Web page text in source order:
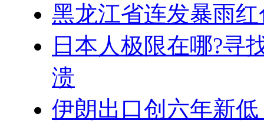
黑龙江省连发暴雨
日本人极限在哪?寻
溃
伊朗出口创六年新